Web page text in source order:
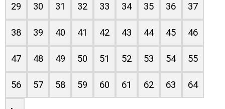
29 30 31 32 33 34 35 36 37
38 39 40 41 42 43 44 45 46
47 48 49 50 51 52 53 54 55
56 57 58 59 60 61 62 63 64